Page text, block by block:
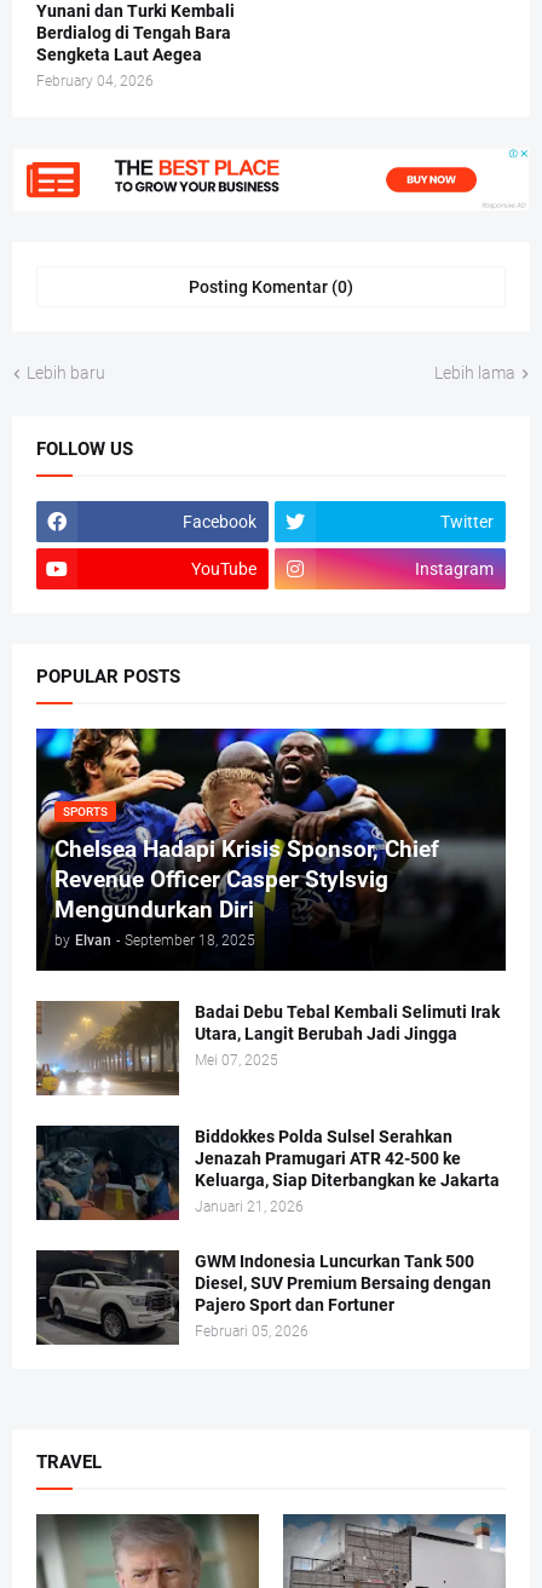
Yunani dan Turki Kembali
Berdialog di Tengah Bara
Sengketa Laut Aegea
February 04, 2026
Posting Komentar (0)
Lebih baru Lebih lama
FOLLOW US
Facebook Twitter
YouTube Instagram
POPULAR POSTS
SPORTS
Chelsea Hadapi Krisis Sponsor, Chief
Revenue Officer Casper Stylsvig
Mengundurkan Diri
by Elvan - September 18, 2025
Badai Debu Tebal Kembali Selimuti Irak
Utara, Langit Berubah Jadi Jingga
Mei 07, 2025
Biddokkes Polda Sulsel Serahkan
Jenazah Pramugari ATR 42-500 ke
Keluarga, Siap Diterbangkan ke Jakarta
Januari 21, 2026
GWM Indonesia Luncurkan Tank 500
Diesel, SUV Premium Bersaing dengan
Pajero Sport dan Fortuner
Februari 05, 2026
TRAVEL